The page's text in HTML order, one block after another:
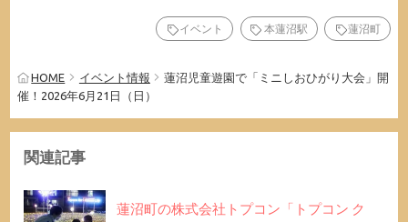
イベント 本蓮沼駅 蓮沼町
HOME イベント情報
蓮沼児童遊園で「ミニしおひがり大会」開
催！2026年6月21日（日）
関連記事
蓮沼町の株式会社トプコン「トプコン ク